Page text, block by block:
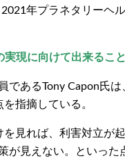
年プラネタリーヘ
現に向けて出来ること
であるTony Capon氏
指摘している。
を見れば、利害対立が
が見えない。といっ